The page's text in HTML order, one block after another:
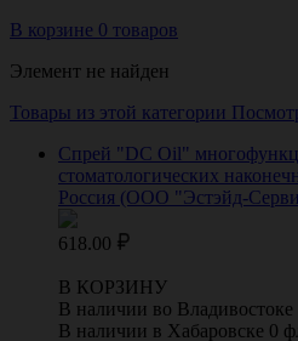
В корзине 0 товаров
Элемент не найден
Товары из этой категории
Спрей "DC Oil"
стоматологических
Россия (ООО "Эстэйд-
618.00
В КОРЗИНУ
В наличии во Владивостоке
В наличии в Хабаровске 0